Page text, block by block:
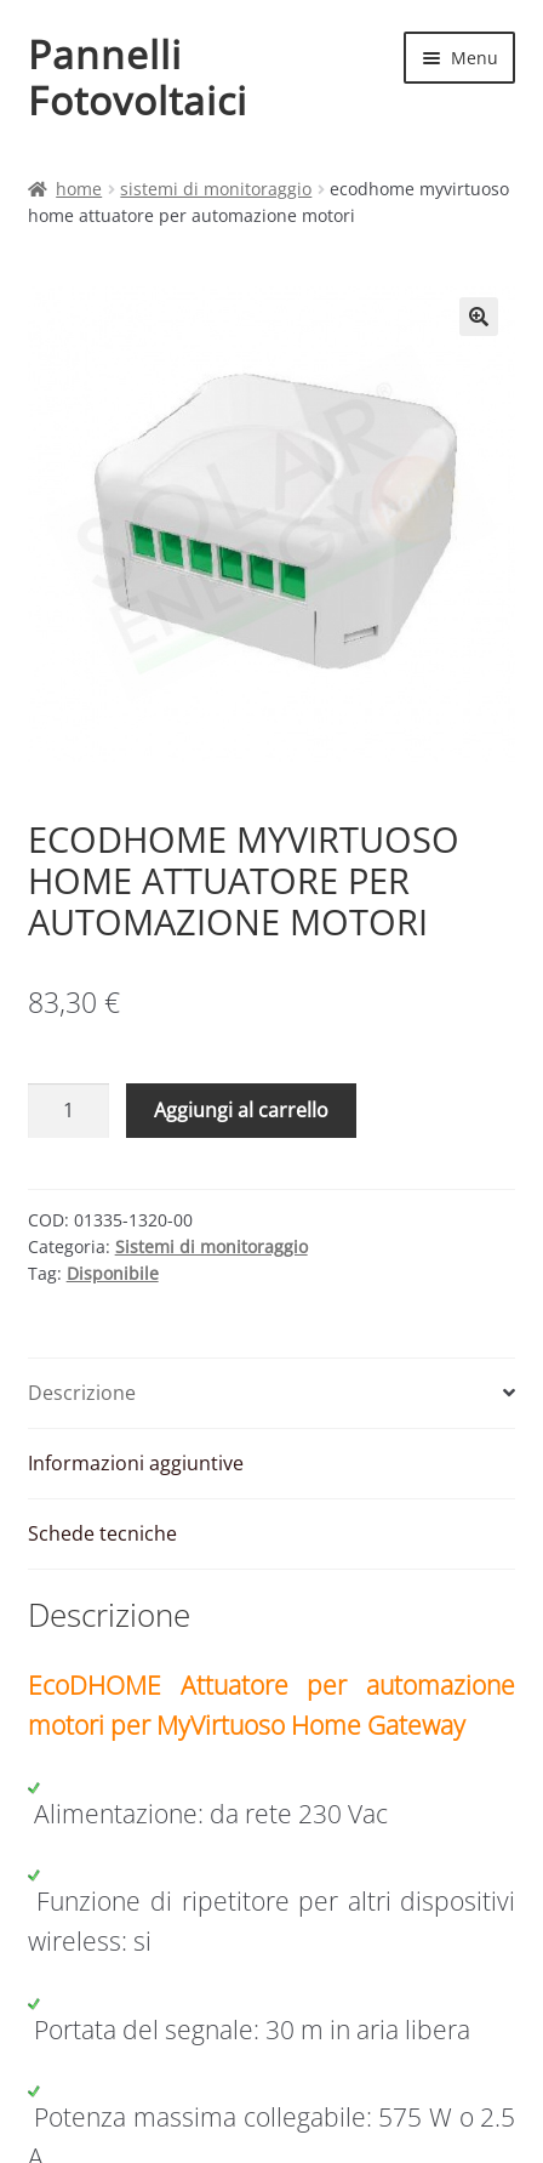
Vai
alla
navigazione
Vai
al
contenuto
Pannelli
Fotovoltaici
Menu
Cart
My account
Sample Page
home sistemi di monitoraggio
ecodhome myvirtuoso
home attuatore per automazione motori
ECODHOME MYVIRTUOSO
HOME ATTUATORE PER
AUTOMAZIONE MOTORI
83,30 €
ECODHOME
PER
AUTOMAZIONE
MOTORI
Aggiungi al carrello
COD: 01335-1320-00
Categoria: Sistemi di monitoraggio
Tag: Disponibile
Descrizione
Informazioni aggiuntive
Schede tecniche
Descrizione
EcoDHOME Attuatore per automazione
motori per MyVirtuoso Home Gateway
Alimentazione: da rete 230 Vac
Funzione di ripetitore per altri dispositivi
wireless: si
Portata del segnale: 30 m in aria libera
Potenza massima collegabile: 575 W o 2.5